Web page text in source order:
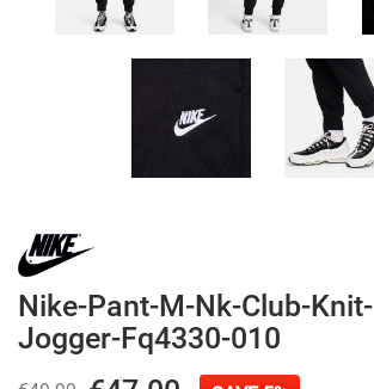
Nike-Pant-M-Nk-Club-Knit-
Jogger-Fq4330-010